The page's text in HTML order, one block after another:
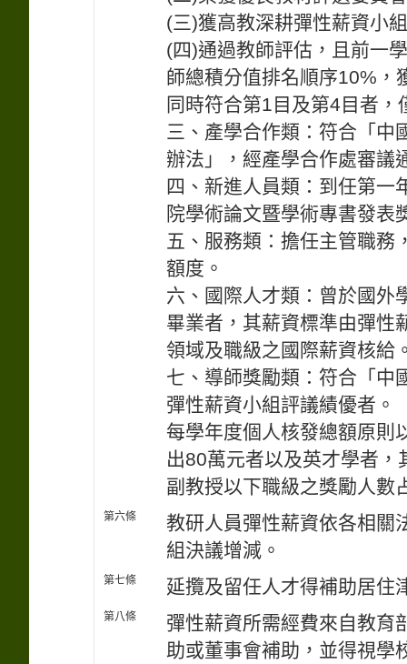
(三)獲高教深耕彈性薪資小
(四)通過教師評估，且前一
師總積分值排名順序10%，
同時符合第1目及第4目者，
三、產學合作類：符合「中
辦法」，經產學合作處審議
四、新進人員類：到任第一
院學術論文暨學術專書發表
五、服務類：擔任主管職務
額度。
六、國際人才類：曾於國外
畢業者，其薪資標準由彈性
領域及職級之國際薪資核給
七、導師獎勵類：符合「中
彈性薪資小組評議績優者。
每學年度個人核發總額原則
出80萬元者以及英才學者
副教授以下職級之獎勵人數
第六條
教研人員彈性薪資依各相關
組決議增減。
第七條 延攬及留任人才得補助居住
第八條
彈性薪資所需經費來自教育
助或董事會補助，並得視學